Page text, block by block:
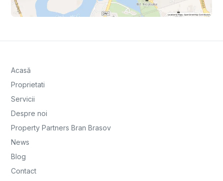
Acasă
Proprietati
Servicii
Despre noi
Property Partners Bran Brasov
News
Blog
Contact